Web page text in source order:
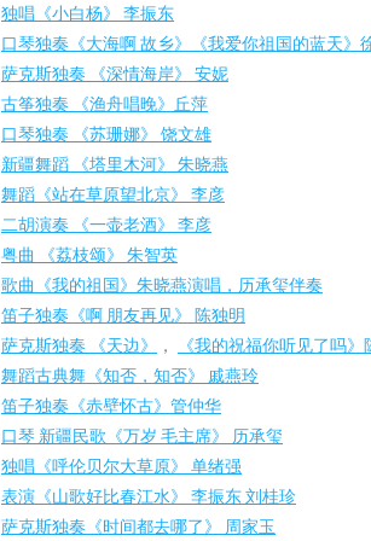
独唱《小白杨》 李振东
口琴独奏《大海啊 故乡》
《我爱你祖国的蓝天》
萨克斯独奏 《深情海岸》 安妮
古筝独奏 《渔舟唱晚》丘萍
口琴独奏 《苏珊娜》 饶文雄
新疆舞蹈 《塔里木河》 朱晓燕
舞蹈《站在草原望北京》 李彦
二胡演奏 《一壶老酒》 李彦
粤曲 《荔枝颂》 朱智英
歌曲《我的祖国》 朱晓燕演唱，历承玺伴奏
笛子独奏《啊 朋友再见》 陈独明
萨克斯独奏 《天边》
， 《我的祝福你听见了吗》
舞蹈古典舞《知否，知否》 戚燕玲
笛子独奏《赤壁怀古》管仲华
口琴 新疆民歌《万岁 毛主席》 历承玺
独唱《呼伦贝尔大草原》 单绪强
表演《山歌好比春江水》 李振东 刘桂珍
萨克斯独奏《时间都去哪了》 周家玉